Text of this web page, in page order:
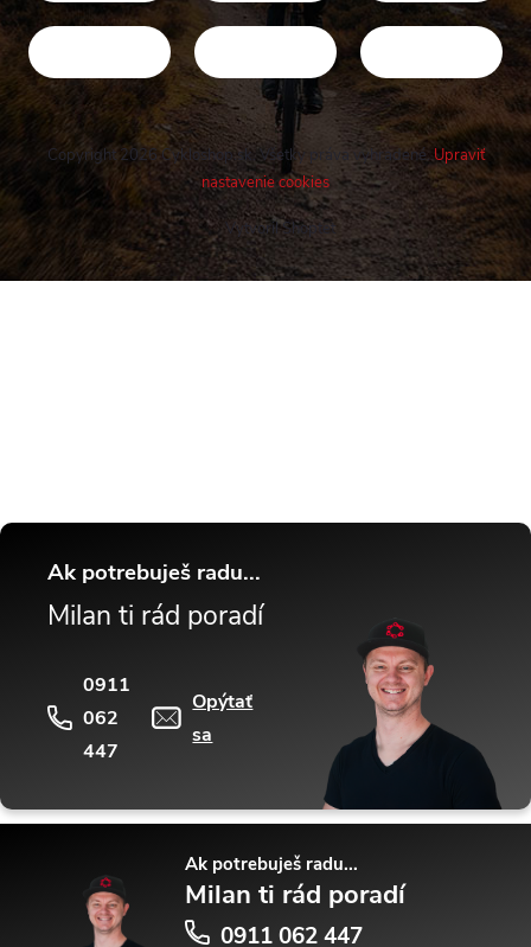
Vytvoril Shoptet
Copyright 2026 Cykloshop.sk. Všetky práva vyhradené.Upraviť
nastavenie cookies
Ak potrebuješ radu...
Milan ti rád poradí
0911
062
447
Opýtať
sa
Ak potrebuješ radu...
Milan ti rád poradí
0911 062 447